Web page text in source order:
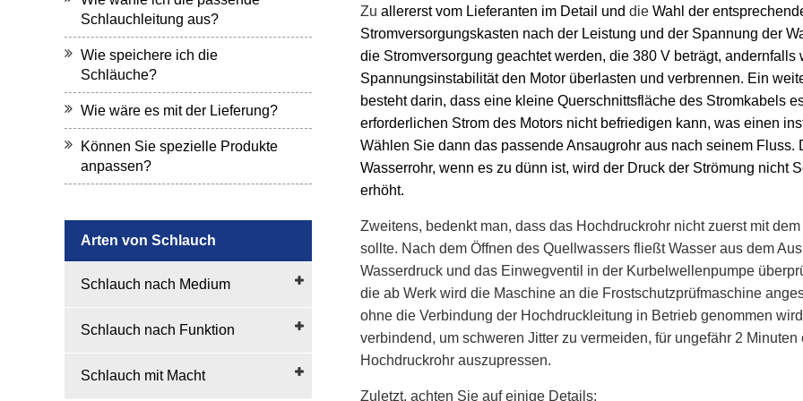
Schlauchleitung aus?
Wie speichere ich die
Schläuche?
Wie wäre es mit der Lieferung?
Können Sie spezielle Produkte
anpassen?
Arten von Schlauch
Schlauch nach Medium
Schlauch nach Funktion
Schlauch mit Macht
Zu allererst vom Lieferanten im Detail und die Wahl der
Stromversorgungskasten nach der Leistung und der Spannung der
die Stromversorgung geachtet werden, die 380 V beträgt,
Spannungsinstabilität den Motor überlasten und verbrennen. Ein
besteht darin, dass eine kleine Querschnittsfläche des Stromkabels
erforderlichen Strom des Motors nicht befriedigen kann, was einen
Wählen Sie dann das passende Ansaugrohr aus nach seinem Fluss.
Wasserrohr, wenn es zu dünn ist, wird der Druck der Strömung nicht
erhöht.
Zweitens, bedenkt man, dass das Hochdruckrohr nicht zuerst mit
sollte. Nach dem Öffnen des Quellwassers fließt Wasser aus dem
Wasserdruck und das Einwegventil in der Kurbelwellenpumpe
die ab Werk wird die Maschine an die Frostschutzprüfmaschine
ohne die Verbindung der Hochdruckleitung in Betrieb genommen
verbindend, um schweren Jitter zu vermeiden, für ungefähr 2
Hochdruckrohr auszupressen.
Zuletzt, achten Sie auf einige Details: